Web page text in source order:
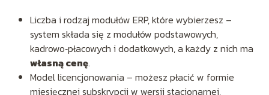
Liczba i rodzaj modułów ERP, które wybierzesz –
system składa się z modułów podstawowych,
kadrowo‑płacowych i dodatkowych, a każdy z nich ma
własną cenę.
Model licencjonowania – możesz płacić w formie
miesięcznej subskrypcji w wersji stacjonarnej,